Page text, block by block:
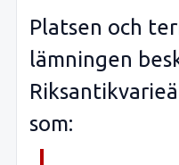
Platsen och
lämningen
som: